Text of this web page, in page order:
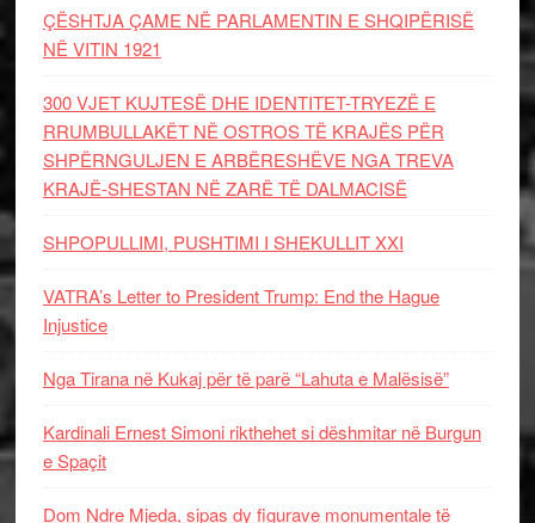
ÇËSHTJA ÇAME NË PARLAMENTIN E SHQIPËRISË
NË VITIN 1921
300 VJET KUJTESË DHE IDENTITET-TRYEZË E
RRUMBULLAKËT NË OSTROS TË KRAJËS PËR
SHPËRNGULJEN E ARBËRESHËVE NGA TREVA
KRAJË-SHESTAN NË ZARË TË DALMACISË
SHPOPULLIMI, PUSHTIMI I SHEKULLIT XXI
VATRA’s Letter to President Trump: End the Hague
Injustice
Nga Tirana në Kukaj për të parë “Lahuta e Malësisë”
Kardinali Ernest Simoni rikthehet si dëshmitar në Burgun
e Spaçit
Dom Ndre Mjeda, sipas dy figurave monumentale të